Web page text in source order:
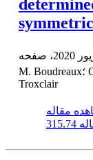
M. Boudreaux؛ G. Cannon؛ K. Neuerburg؛ T. Palmer؛ T.
Troxclair
مقاله